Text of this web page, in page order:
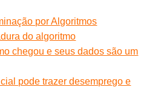
por Algoritmos
do algoritmo
chegou e seus dados são um
pode trazer desemprego e